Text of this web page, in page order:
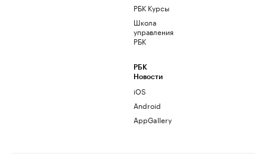
РБК Курсы
Школа
управления
РБК
РБК
Новости
iOS
Android
AppGallery